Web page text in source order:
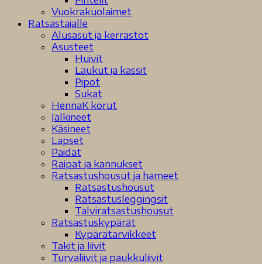
Vuokrakuolaimet
Ratsastajalle
Alusasut ja kerrastot
Asusteet
Huivit
Laukut ja kassit
Pipot
Sukat
HennaK korut
Jalkineet
Käsineet
Lapset
Paidat
Raipat ja kannukset
Ratsastushousut ja hameet
Ratsastushousut
Ratsastusleggingsit
Talviratsastushousut
Ratsastuskypärät
Kypärätarvikkeet
Takit ja liivit
Turvaliivit ja paukkuliivit